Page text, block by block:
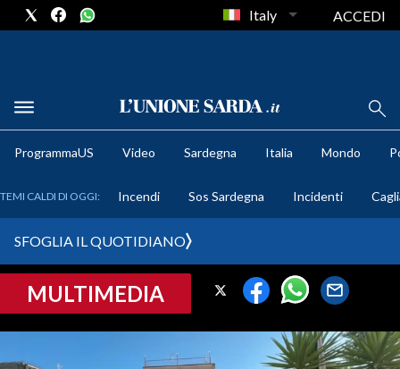
METEO
CRONACA SARDEGNA
PROVINCIA DI CAGLIARI
Italy ACCEDI
ProgrammaUS Video Sardegna Italia Mondo
TEMI CALDI DI OGGI: Incendi Sos Sardegna Incidenti
SFOGLIA IL QUOTIDIANO
MULTIMEDIA